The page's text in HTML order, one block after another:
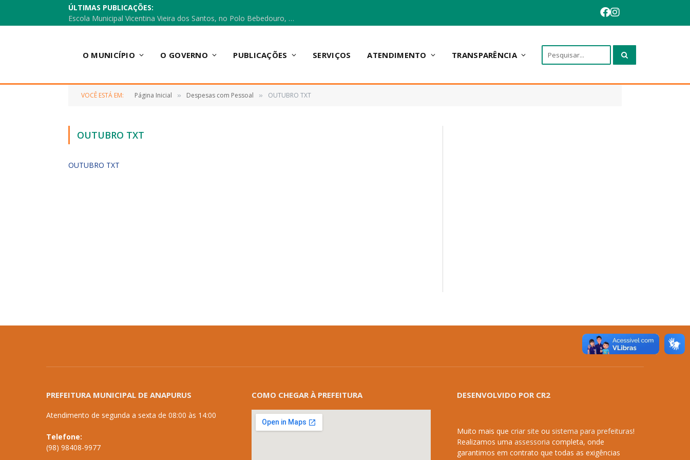
ÚLTIMAS PUBLICAÇÕES:
Escola Municipal Vicentina Vieira dos Santos, no Polo Bebedouro, recebeu materiais para a implantação do Cantinho da Leitura e da Sala Multidisciplinar.
O MUNICÍPIO O GOVERNO PUBLICAÇÕES SERVIÇOS ATENDIMENTO TRANSPARÊNCIA
VOCÊ ESTÁ EM: Página Inicial » Despesas com Pessoal » OUTUBRO TXT
OUTUBRO TXT
OUTUBRO TXT
PREFEITURA MUNICIPAL DE ANAPURUS
Atendimento de segunda a sexta de 08:00 às 14:00
Telefone:
(98) 98408-9977
COMO CHEGAR À PREFEITURA DESENVOLVIDO POR CR2
Muito mais que criar site ou sistema para prefeituras!
Realizamos uma assessoria completa, onde
garantimos em contrato que todas as exigências